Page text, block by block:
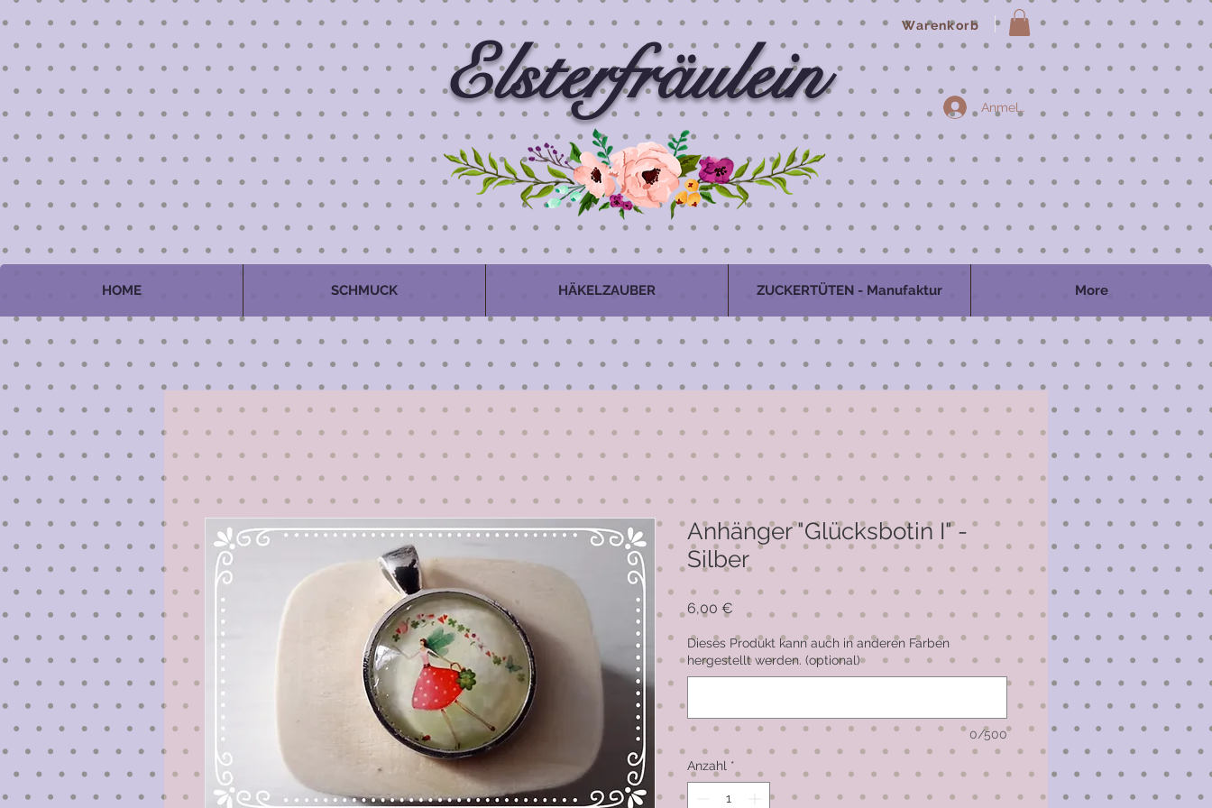
Warenkorb
Elsterfräulein
HOME SCHMUCK HÄKELZAUBER ZUCKERTÜTEN - Manufaktur More
Anmelden
Anhänger "Glücksbotin I" -
Silber
6,00 €
Dieses Produkt kann auch in anderen Farben
hergestellt werden. (optional)
0/500
Anzahl *